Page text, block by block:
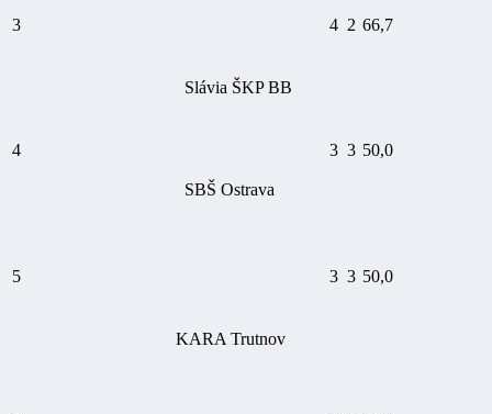
3
Slávia ŠKP BB
4 2 66,7
4
SBŠ Ostrava
3 3 50,0
5
KARA Trutnov
3 3 50,0